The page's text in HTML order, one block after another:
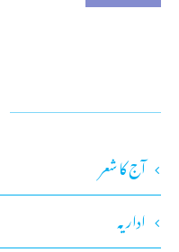
آج کا شعر
اداریہ